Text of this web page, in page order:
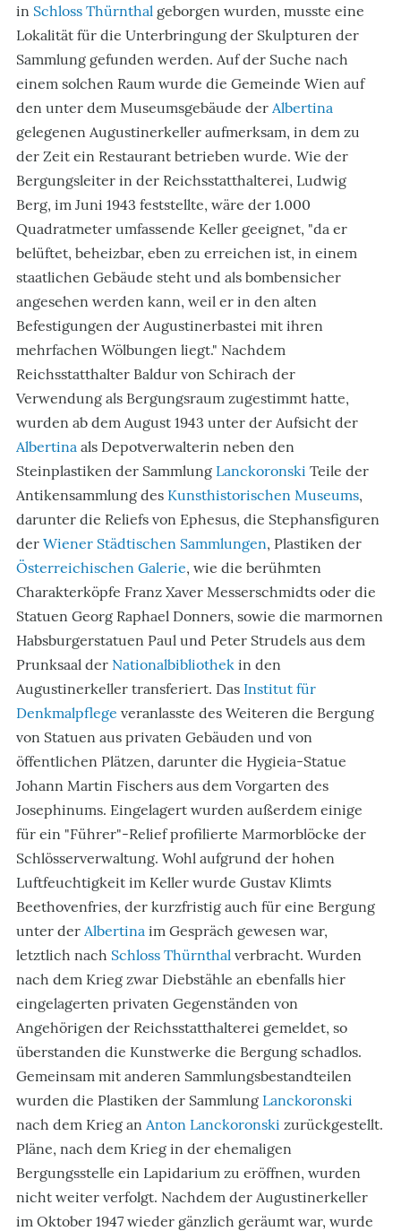
in Schloss Thürnthal geborgen wurden, musste eine
Lokalität für die Unterbringung der Skulpturen der
Sammlung gefunden werden. Auf der Suche nach
einem solchen Raum wurde die Gemeinde Wien auf
den unter dem Museumsgebäude der Albertina
gelegenen Augustinerkeller aufmerksam, in dem zu
der Zeit ein Restaurant betrieben wurde. Wie der
Bergungsleiter in der Reichsstatthalterei, Ludwig
Berg, im Juni 1943 feststellte, wäre der 1.000
Quadratmeter umfassende Keller geeignet, "da er
belüftet, beheizbar, eben zu erreichen ist, in einem
staatlichen Gebäude steht und als bombensicher
angesehen werden kann, weil er in den alten
Befestigungen der Augustinerbastei mit ihren
mehrfachen Wölbungen liegt." Nachdem
Reichsstatthalter Baldur von Schirach der
Verwendung als Bergungsraum zugestimmt hatte,
wurden ab dem August 1943 unter der Aufsicht der
Albertina als Depotverwalterin neben den
Steinplastiken der Sammlung Lanckoronski Teile der
Antikensammlung des Kunsthistorischen Museums,
darunter die Reliefs von Ephesus, die Stephansfiguren
der Wiener Städtischen Sammlungen, Plastiken der
Österreichischen Galerie, wie die berühmten
Charakterköpfe Franz Xaver Messerschmidts oder die
Statuen Georg Raphael Donners, sowie die marmornen
Habsburgerstatuen Paul und Peter Strudels aus dem
Prunksaal der Nationalbibliothek in den
Augustinerkeller transferiert. Das Institut für
Denkmalpflege veranlasste des Weiteren die Bergung
von Statuen aus privaten Gebäuden und von
öffentlichen Plätzen, darunter die Hygieia-Statue
Johann Martin Fischers aus dem Vorgarten des
Josephinums. Eingelagert wurden außerdem einige
für ein "Führer"-Relief profilierte Marmorblöcke der
Schlösserverwaltung. Wohl aufgrund der hohen
Luftfeuchtigkeit im Keller wurde Gustav Klimts
Beethovenfries, der kurzfristig auch für eine Bergung
unter der Albertina im Gespräch gewesen war,
letztlich nach Schloss Thürnthal verbracht. Wurden
nach dem Krieg zwar Diebstähle an ebenfalls hier
eingelagerten privaten Gegenständen von
Angehörigen der Reichsstatthalterei gemeldet, so
überstanden die Kunstwerke die Bergung schadlos.
Gemeinsam mit anderen Sammlungsbestandteilen
wurden die Plastiken der Sammlung Lanckoronski
nach dem Krieg an Anton Lanckoronski zurückgestellt.
Pläne, nach dem Krieg in der ehemaligen
Bergungsstelle ein Lapidarium zu eröffnen, wurden
nicht weiter verfolgt. Nachdem der Augustinerkeller
im Oktober 1947 wieder gänzlich geräumt war, wurde